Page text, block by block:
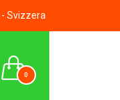
Svizzera
0